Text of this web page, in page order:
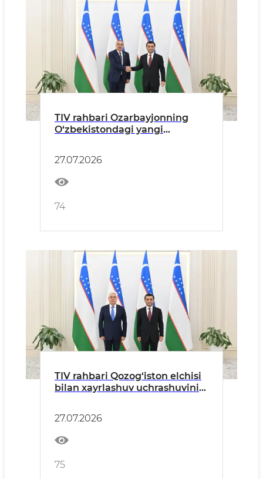
TIV rahbari Ozarbayjonning
O‘zbekistondagi yangi
qildi
27.07.2026
74
TIV rahbari Qozog‘iston elchisi
bilan xayrlashuv uchrashuvini
27.07.2026
75